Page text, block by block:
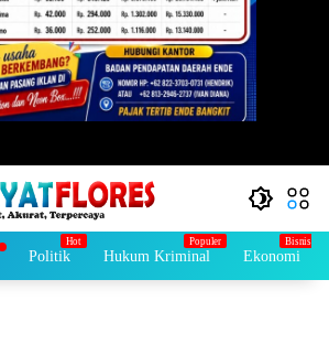
Politik Hukum Kriminal Ekonomi